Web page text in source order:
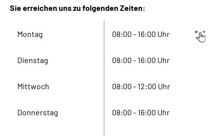
Sie erreichen uns zu folgenden Zeiten:
Montag 08:00 - 16:00 Uhr
Dienstag 08:00 - 16:00 Uhr
Mittwoch 08:00 - 12:00 Uhr
Donnerstag 08:00 - 16:00 Uhr